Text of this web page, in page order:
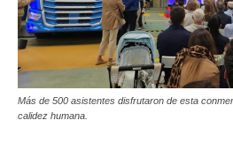
Más de 500 asistentes disfrutaron de esta
calidez humana.